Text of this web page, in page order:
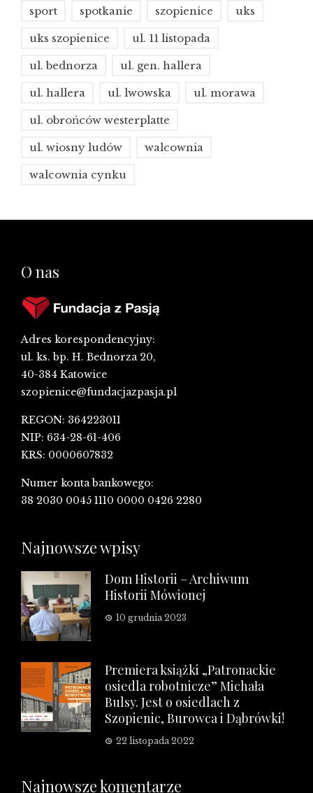
sport spotkanie szopienice uks
uks szopienice ul. 11 listopada
ul. bednorza ul. gen. hallera
ul. hallera ul. lwowska ul. morawa
ul. obrońców westerplatte
ul. wiosny ludów walcownia
walcownia cynku
O nas
Adres korespondencyjny:
ul. ks. bp. H. Bednorza 20,
40-384 Katowice
szopienice@fundacjazpasja.pl
REGON: 364223011
NIP: 634-28-61-406
KRS: 0000607832
Numer konta bankowego:
38 2030 0045 1110 0000 0426 2280
Najnowsze wpisy
Dom Historii – Archiwum
Historii Mówionej
10 grudnia 2023
Premiera książki „Patronackie
osiedla robotnicze” Michała
Bulsy. Jest o osiedlach z
Szopienic, Burowca i Dąbrówki!
22 listopada 2022
Najnowsze komentarze